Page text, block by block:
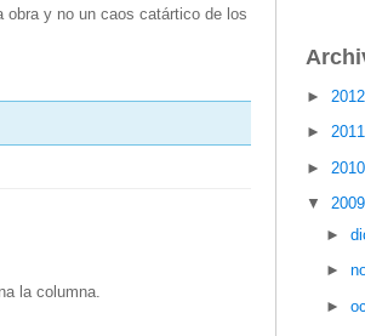
obra y no un caos catártico de los
la columna.
►
►
►
▼
►
►
►